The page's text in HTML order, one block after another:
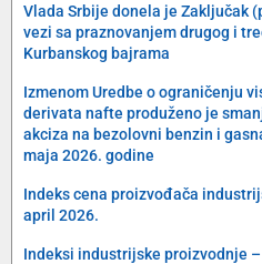
Vlada Srbije donela je Zaključak
vezi sa praznovanjem drugog i
Kurbanskog bajrama
Izmenom Uredbe o ograničenju
derivata nafte produženo je
akciza na bezolovni benzin i
maja 2026. godine
Indeks cena proizvođača
april 2026.
Indeksi industrijske proizvodnje